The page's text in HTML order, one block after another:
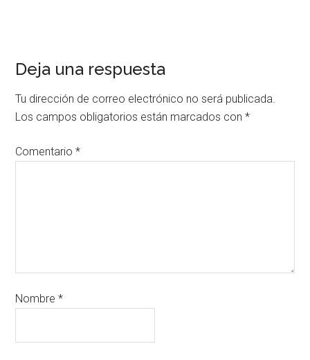
Deja una respuesta
Tu dirección de correo electrónico no será publicada.
Los campos obligatorios están marcados con*
Comentario*
Nombre*